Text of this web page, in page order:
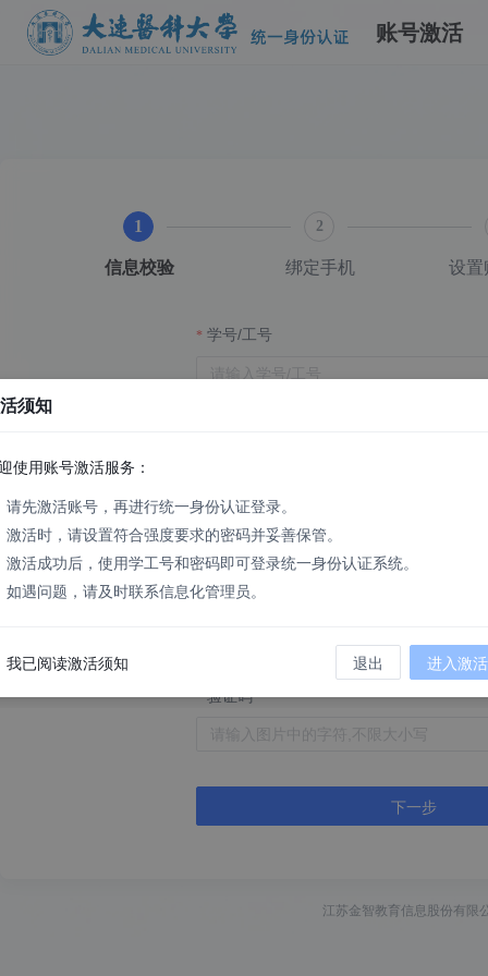
账号激活
1
信息校验
2
绑定手机 设置
学号/工号
证件
居民身份证
验证码
下一步
江苏金智教育信息股份有限
须知
使用账号激活服务：
请先激活账号，再进行统一身份认证登录。
激活时，请设置符合强度要求的密码并妥善保管。
激活成功后，使用学工号和密码即可登录统一身份认证系统。
如遇问题，请及时联系信息化管理员。
我已阅读激活须知 退出 进入激活